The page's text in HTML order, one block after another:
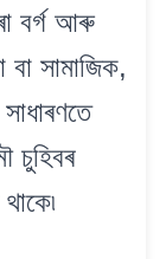
বৰ্গ আৰু
বা সামাজিক,
চুহিবৰ